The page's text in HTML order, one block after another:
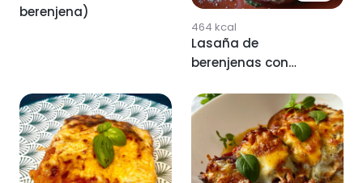
berenjena)
464 kcal
Lasaña de
berenjenas con
requesón